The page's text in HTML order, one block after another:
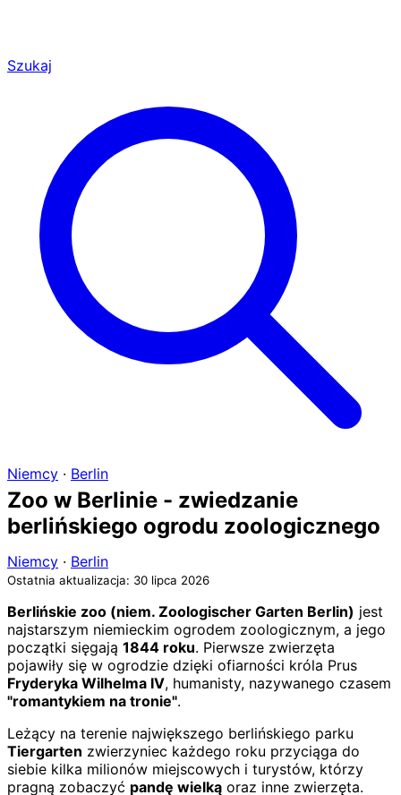
Szukaj
Niemcy · Berlin
Zoo w Berlinie - zwiedzanie
berlińskiego ogrodu zoologicznego
Niemcy · Berlin
Ostatnia aktualizacja: 30 lipca 2026
Berlińskie zoo (niem. Zoologischer Garten Berlin) jest
najstarszym niemieckim ogrodem zoologicznym, a jego
początki sięgają 1844 roku. Pierwsze zwierzęta
pojawiły się w ogrodzie dzięki ofiarności króla Prus
Fryderyka Wilhelma IV, humanisty, nazywanego czasem
"romantykiem na tronie".
Leżący na terenie największego berlińskiego parku
Tiergarten zwierzyniec każdego roku przyciąga do
siebie kilka milionów miejscowych i turystów, którzy
pragną zobaczyć pandę wielką oraz inne zwierzęta.